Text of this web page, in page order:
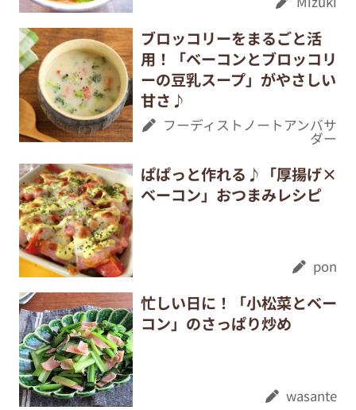
ブロッコリーをまるごと活
用！「ベーコンとブロッコリ
ーの豆乳スープ」がやさしい
甘さ♪
フーディストノートアンバサ
ダー
ぱぱっと作れる♪「厚揚げ×
ベーコン」おつまみレシピ
pon
忙しい日に！「小松菜とベー
コン」のさっぱり炒め
wasante